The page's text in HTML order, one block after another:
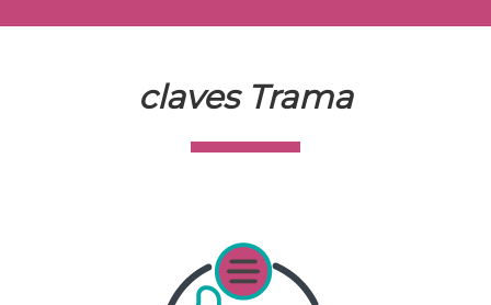
claves Trama